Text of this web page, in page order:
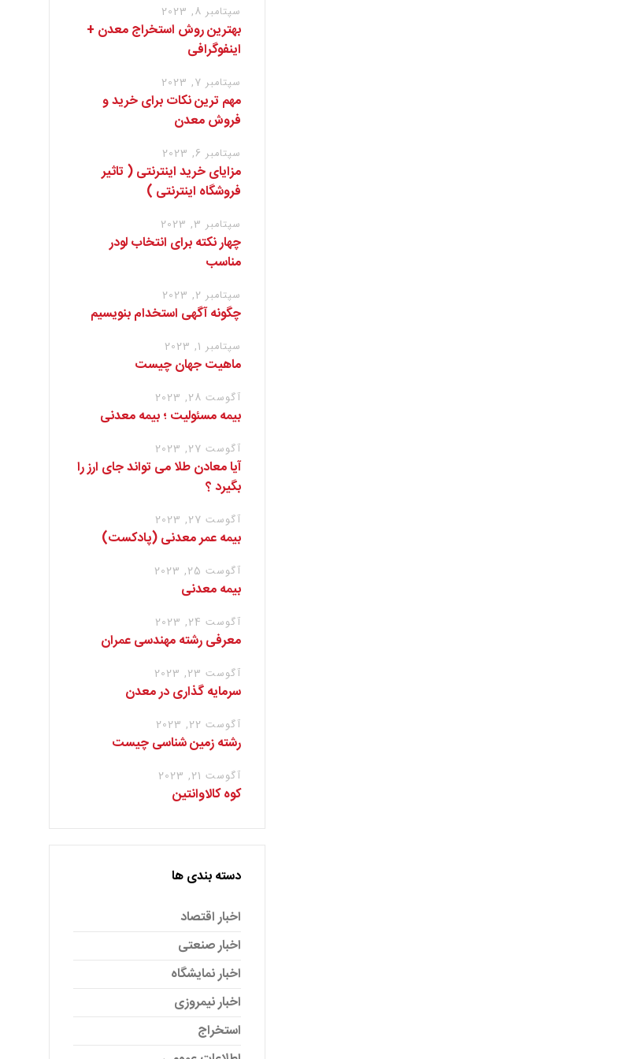
سپتامبر 8, 2023
بهترین روش استخراج معدن +
اینفوگرافی
سپتامبر 7, 2023
مهم ترین نکات برای خرید و
فروش معدن
سپتامبر 6, 2023
مزایای خرید اینترنتی ( تاثیر
فروشگاه اینترنتی )
سپتامبر 3, 2023
چهار نکته برای انتخاب لودر
مناسب
سپتامبر 2, 2023
چگونه آگهی استخدام بنویسیم
سپتامبر 1, 2023
ماهیت جهان چیست
آگوست 28, 2023
بیمه مسئولیت ؛ بیمه معدنی
آگوست 27, 2023
آیا معادن طلا می تواند جای ارز را
بگیرد ؟
آگوست 27, 2023
بیمه عمر معدنی (پادکست)
آگوست 25, 2023
بیمه معدنی
آگوست 24, 2023
معرفی رشته مهندسی عمران
آگوست 23, 2023
سرمایه گذاری در معدن
آگوست 22, 2023
رشته زمین شناسی چیست
آگوست 21, 2023
کوه کالاوانتین
دسته بندی ها
اخبار اقتصاد
اخبار صنعتی
اخبار نمایشگاه
اخبار نیمروزی
استخراج